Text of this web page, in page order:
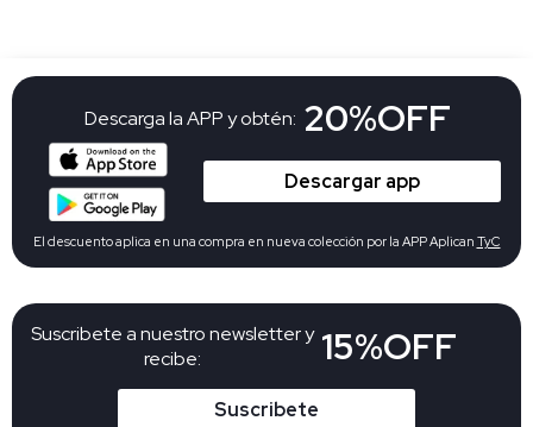
Suscribete a nuestro newsletter y
recibe:
15%OFF
Suscribete
Descarga la APP y obtén: 20%OFF
Descargar app
El descuento aplica en una compra en nueva colección por la APP Aplican TyC